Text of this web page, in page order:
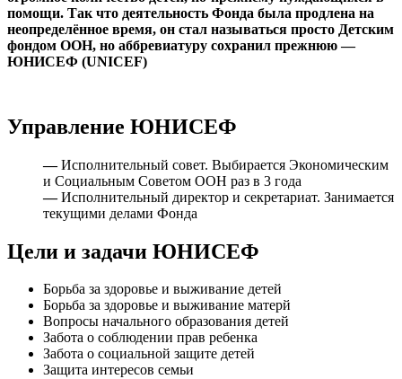
помощи. Так что деятельность Фонда была продлена на
неопределённое время, он стал называться просто Детским
фондом ООН, но аббревиатуру сохранил прежнюю —
ЮНИСЕФ (UNICEF)
Управление ЮНИСЕФ
—Исполнительный совет. Выбирается Экономическим
и Социальным Советом ООН раз в 3 года
—Исполнительный директор и секретариат. Занимается
текущими делами Фонда
Цели и задачи ЮНИСЕФ
Борьба за здоровье и выживание детей
Борьба за здоровье и выживание матерй
Вопросы начального образования детей
Забота о соблюдении прав ребенка
Забота о социальной защите детей
Защита интересов семьи